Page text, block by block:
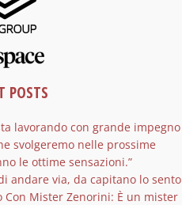
POSTS
lavorando con grande impegno
svolgeremo nelle prossime
le ottime sensazioni.”
andare via, da capitano lo sento
Mister Zenorini: È un mister